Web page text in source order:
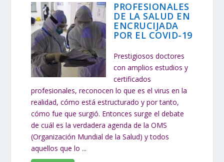
PROFESIONALES
DE LA SALUD EN
ENCRUCIJADA
POR EL COVID-19
Prestigiosos doctores
con amplios estudios y
certificados
profesionales, reconocen lo que es el virus en la
realidad, cómo está estructurado y por tanto,
cómo fue que surgió. Entonces surge el debate
de cuál es la verdadera agenda de la OMS
(Organización Mundial de la Salud) y todos
aquellos que lo ...